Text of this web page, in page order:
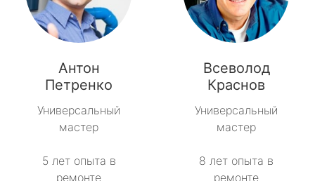
Антон
Петренко
Универсальный
мастер
5 лет опыта в
ремонте
Всеволод
Краснов
Универсальный
мастер
8 лет опыта в
ремонте